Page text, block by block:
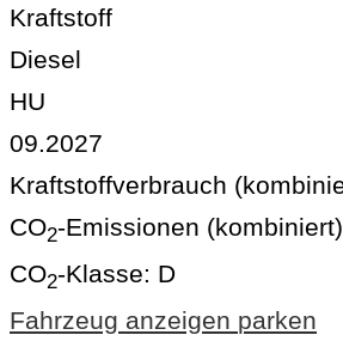
Kraftstoff
Diesel
HU
09.2027
Kraftstoffverbrauch
CO2-Emissionen
CO2-Klasse: D
Fahrzeug anzeigen parken